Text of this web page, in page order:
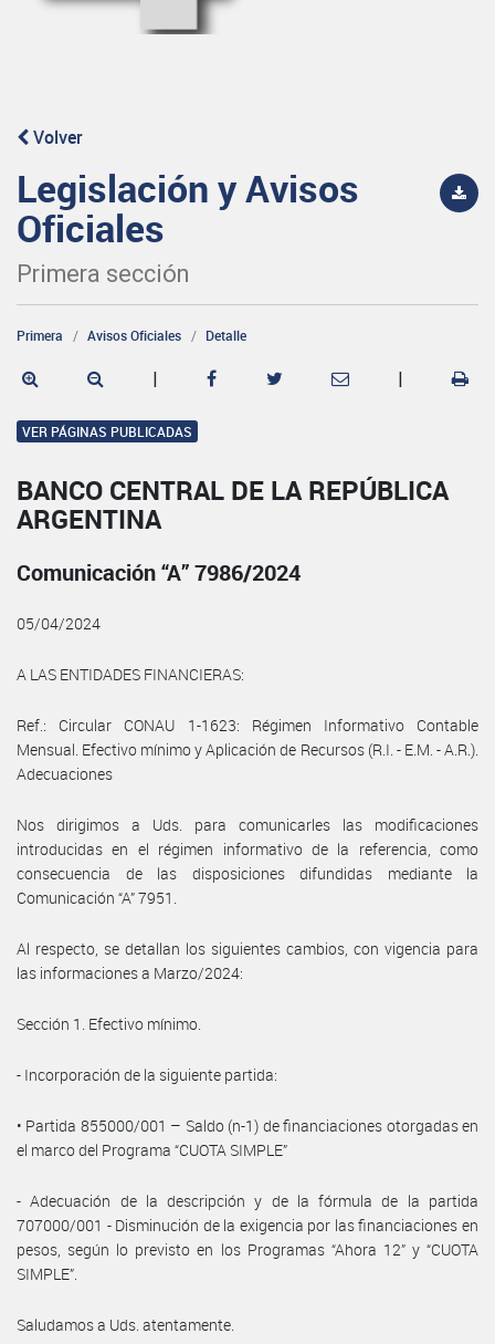
Volver
Legislación y Avisos
Oficiales
Primera sección
Primera Avisos Oficiales Detalle
| |
VER PÁGINAS PUBLICADAS
BANCO CENTRAL DE LA REPÚBLICA
ARGENTINA
Comunicación “A” 7986/2024
05/04/2024
A LAS ENTIDADES FINANCIERAS:
Ref.: Circular CONAU 1-1623: Régimen Informativo Contable
Mensual. Efectivo mínimo y Aplicación de Recursos (R.I. - E.M. - A.R.).
Adecuaciones
Nos dirigimos a Uds. para comunicarles las modificaciones
introducidas en el régimen informativo de la referencia, como
consecuencia de las disposiciones difundidas mediante la
Comunicación “A” 7951.
Al respecto, se detallan los siguientes cambios, con vigencia para
las informaciones a Marzo/2024:
Sección 1. Efectivo mínimo.
- Incorporación de la siguiente partida:
• Partida 855000/001 – Saldo (n-1) de financiaciones otorgadas en
el marco del Programa “CUOTA SIMPLE”
- Adecuación de la descripción y de la fórmula de la partida
707000/001 - Disminución de la exigencia por las financiaciones en
pesos, según lo previsto en los Programas “Ahora 12” y “CUOTA
SIMPLE”.
Saludamos a Uds. atentamente.